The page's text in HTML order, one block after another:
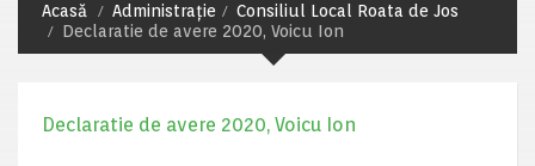
Acasă Administrație
Consiliul Local Roata de Jos
Declaratie de avere 2020, Voicu Ion
Declaratie de avere 2020, Voicu Ion